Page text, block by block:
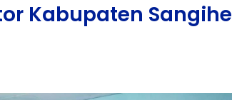
Kabupaten Sangihe